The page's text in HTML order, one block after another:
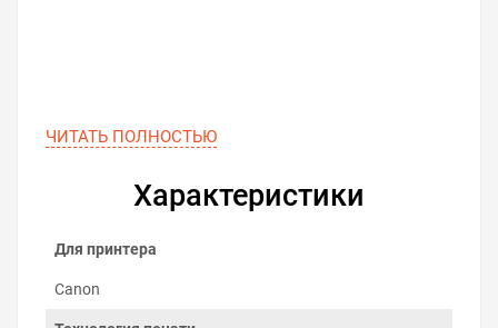
ЧИТАТЬ ПОЛНОСТЬЮ
Характеристики
Для принтера
Canon